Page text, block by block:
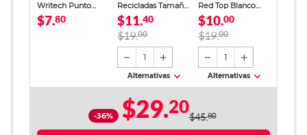
Writech Punto
Fino
$7.80
Recicladas Tamaño
Carta Degradado
Rosa 25 hojas
$11.40
$19.00
1
Alternativas
Red Top Blanco
Traslucido 100
hojas
$10.00
$19.00
1
Alternativas
-36% $29.20$45.80